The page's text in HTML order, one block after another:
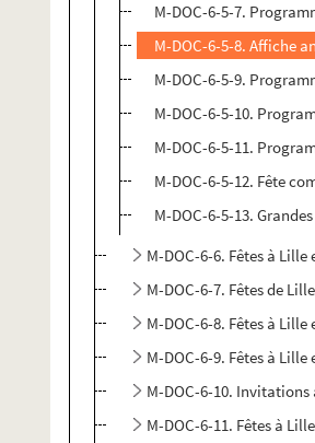
M-DOC-6-5-7.
M-DOC-6-5-8. Affiche
M-DOC-6-5-9.
M-DOC-6-5-10.
M-DOC-6-5-11.
M-DOC-6-5-12. Fête
M-DOC-6-5-13.
M-DOC-6-6. Fêtes à Lille
M-DOC-6-7. Fêtes de
M-DOC-6-8. Fêtes à Lille
M-DOC-6-9. Fêtes à Lille
M-DOC-6-10.
M-DOC-6-11. Fêtes à